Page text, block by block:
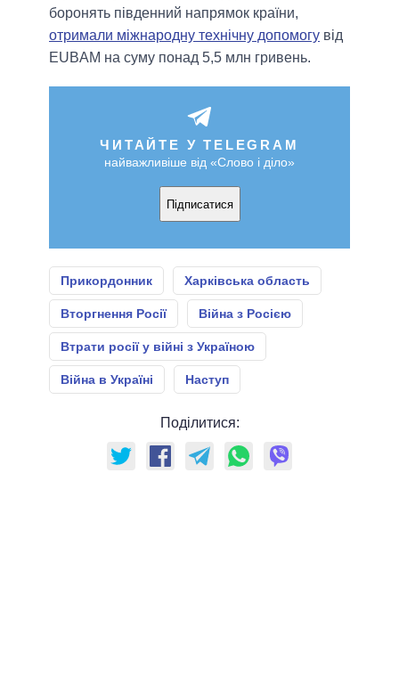
боронять південний напрямок країни,
отримали міжнародну технічну допомогу від
EUBAM на суму понад 5,5 млн гривень.
ЧИТАЙТЕ У TELEGRAM
найважливіше від «Слово і діло»
Підписатися
Прикордонник Харківська область
Вторгнення Росії Війна з Росією
Втрати росії у війні з Україною
Війна в Україні Наступ
Поділитися: